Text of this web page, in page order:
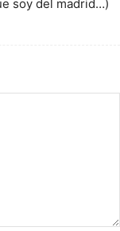
soy del madrid…)